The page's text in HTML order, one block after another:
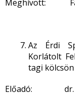
Meghívott:
Az Érdi
Korlátolt
tagi
Előadó: dr.